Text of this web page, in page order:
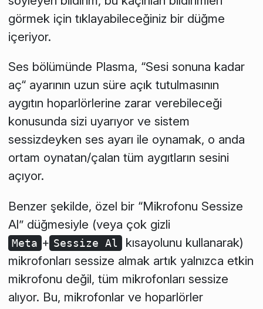
görmek için tıklayabileceğiniz bir düğme
içeriyor.
Ses bölümünde Plasma, “Sesi sonuna kadar
aç“ ayarının uzun süre açık tutulmasının
aygıtın hoparlörlerine zarar verebileceği
konusunda sizi uyarıyor ve sistem
sessizdeyken ses ayarı ile oynamak, o anda
ortam oynatan/çalan tüm aygıtların sesini
açıyor.
Benzer şekilde, özel bir “Mikrofonu Sessize
Al” düğmesiyle (veya çok gizli
Meta + Sessize Al kısayolunu kullanarak)
mikrofonları sessize almak artık yalnızca etkin
mikrofonu değil, tüm mikrofonları sessize
alıyor. Bu, mikrofonlar ve hoparlörler